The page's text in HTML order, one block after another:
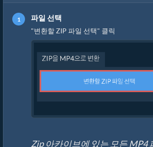
파일 선택
"변환할 ZIP 파일 선택" 클릭
Zip 아카이브에 있는 모든 MP4